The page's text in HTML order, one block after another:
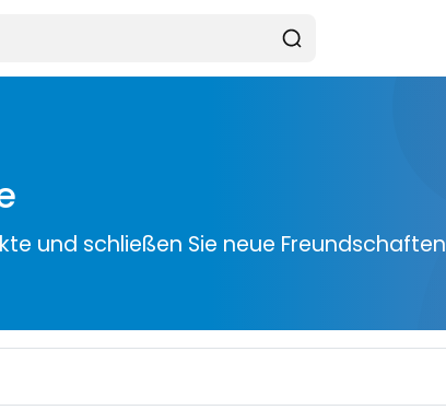
und schließen Sie neue Freundschaften